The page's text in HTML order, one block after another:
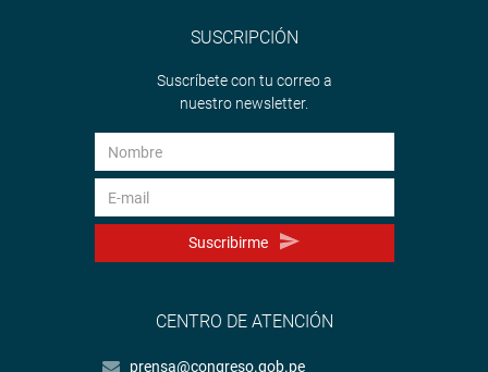
SUSCRIPCIÓN
Suscríbete con tu correo a
nuestro newsletter.
Suscribirme
CENTRO DE ATENCIÓN
prensa@congreso.gob.pe